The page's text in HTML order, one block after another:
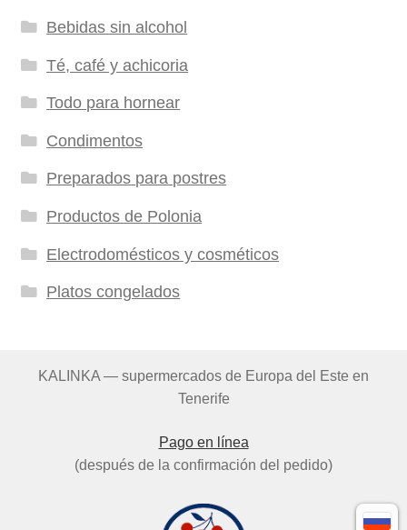
Bebidas sin alcohol
Té, café y achicoria
Todo para hornear
Condimentos
Preparados para postres
Productos de Polonia
Electrodomésticos y cosméticos
Platos congelados
KALINKA — supermercados de Europa del Este en
Tenerife
Pago en línea
(después de la confirmación del pedido)